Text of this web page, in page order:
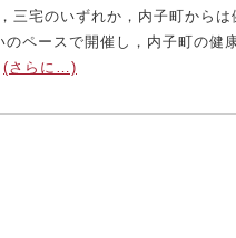
三宅のいずれか，内子町から
ペースで開催し，内子町の健
(さらに…)